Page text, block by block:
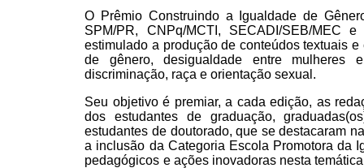
O Prêmio Construindo a Igualdade de
SPM/PR, CNPq/MCTI, SECADI/SEB/MEC
estimulado a produção de conteúdos textuais
de gênero, desigualdade entre mulheres
discriminação, raça e orientação sexual.
Seu objetivo é premiar, a cada edição, as
dos estudantes de graduação,
estudantes de doutorado, que se destacaram
a inclusão da Categoria Escola Promotora da
pedagógicos e ações inovadoras nesta